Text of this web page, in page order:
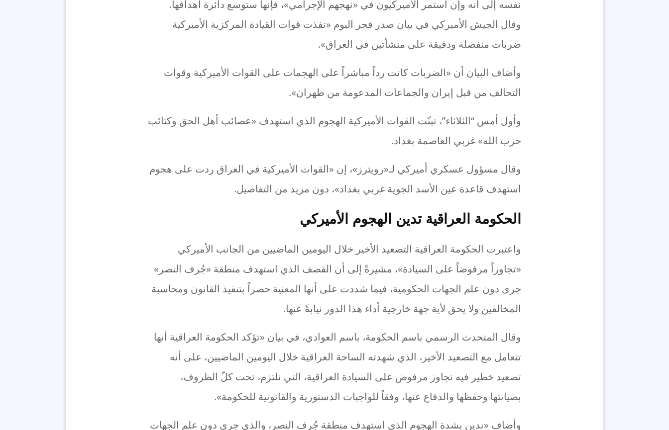
نفسه إلى أنه وإن استمر الأميركيون في «نهجهم الإجرامي»، فإنها ستوسع دائرة أهدافها.
وقال الجيش الأميركي في بيان صدر فجر اليوم «نفذت قوات القيادة المركزية الأميركية
ضربات منفصلة ودقيقة على منشأتين في العراق».
وأضاف البيان أن «الضربات كانت رداً مباشراً على الهجمات على القوات الأميركية وقوات
التحالف من قبل إيران والجماعات المدعومة من طهران».
وأول أمس “الثلاثاء”، تبنّت القوات الأميركية الهجوم الذي استهدف «عصائب أهل الحق وكتائب
حزب الله» غربي العاصمة بغداد.
وقال مسؤول عسكري أميركي لـ«رويترز»، إن «القوات الأميركية في العراق ردت على هجوم
استهدف قاعدة عين الأسد الجوية غربي بغداد»، دون مزيد من التفاصيل.
الحكومة العراقية تدين الهجوم الأميركي
واعتبرت الحكومة العراقية التصعيد الأخير خلال اليومين الماضيين من الجانب الأميركي
«تجاوزاً مرفوضاً على السيادة»، مشيرةً إلى أن القصف الذي استهدف منطقة «جُرف النصر»
جرى دون علم الجهات الحكومية، فيما شددت على أنها المعنية حصراً بتنفيذ القانون ومحاسبة
المخالفين ولا يحق لأية جهة خارجية أداء هذا الدور نيابةً عنها.
وقال المتحدث الرسمي باسم الحكومة، باسم العوادي، في بيان «تؤكد الحكومة العراقية أنها
تتعامل مع التصعيد الأخير، الذي شهدته الساحة العراقية خلال اليومين الماضيين، على أنه
تصعيد خطير فيه تجاوز مرفوض على السيادة العراقية، التي نلتزم، تحت كلّ الظروف،
بصيانتها وحفظها والدفاع عنها، وفقاً للواجبات الدستورية والقانونية للحكومة».
وأضاف «ندين بشدة الهجوم الذي استهدف منطقة جُرف النصر، والذي جرى دون علم الجهات